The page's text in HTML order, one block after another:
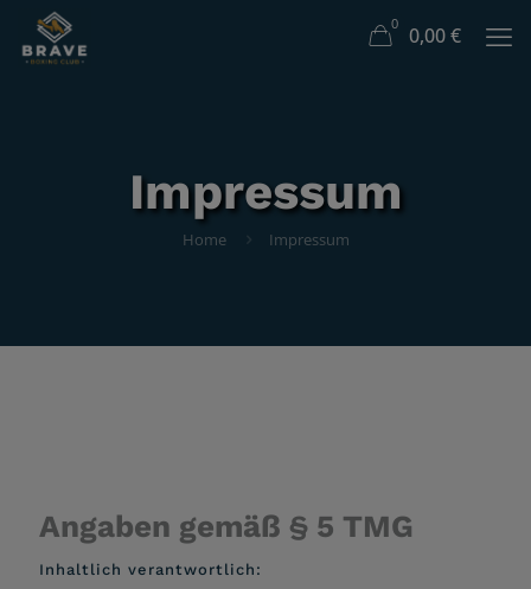
0 0,00€
Impressum
Home Impressum
Angaben gemäß § 5 TMG
Inhaltlich verantwortlich: